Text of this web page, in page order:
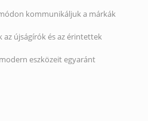
kommunikáljuk a márkák
újságírók és az érintettek
eszközeit egyaránt